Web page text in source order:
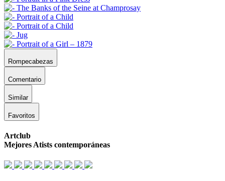
Rompecabezas
Comentario
Similar
Favoritos
Artclub
Mejores Atists contemporáneas